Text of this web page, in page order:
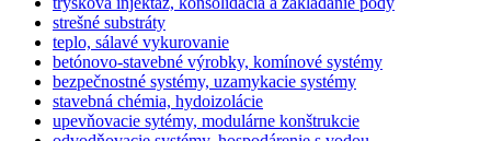
strešné substráty
teplo, sálavé vykurovanie
betónovo-stavebné výrobky, komínové systémy
bezpečnostné systémy, uzamykacie systémy
stavebná chémia, hydoizolácie
upevňovacie sytémy, modulárne konštrukcie